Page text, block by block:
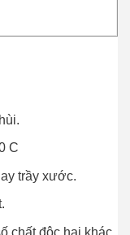
C
trầy xước.
chất độc hại khác.